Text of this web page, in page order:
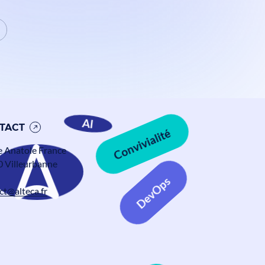
DevOps
AI Convivialité
Anatole France
Villeurbanne